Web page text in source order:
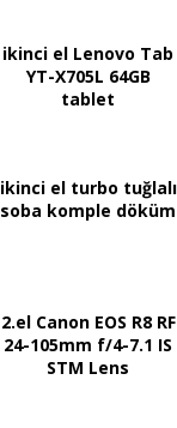
ikinci el Lenovo Tab
YT-X705L 64GB
tablet
ikinci el turbo tuğlalı
soba komple döküm
2.el Canon EOS R8 RF
24-105mm f/4-7.1 IS
STM Lens